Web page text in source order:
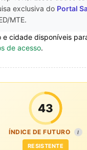
exclusiva do Portal
MTE.
e cidade disponíveis
de acesso.
43
ÍNDICE DE FUTURO I
RESISTENTE